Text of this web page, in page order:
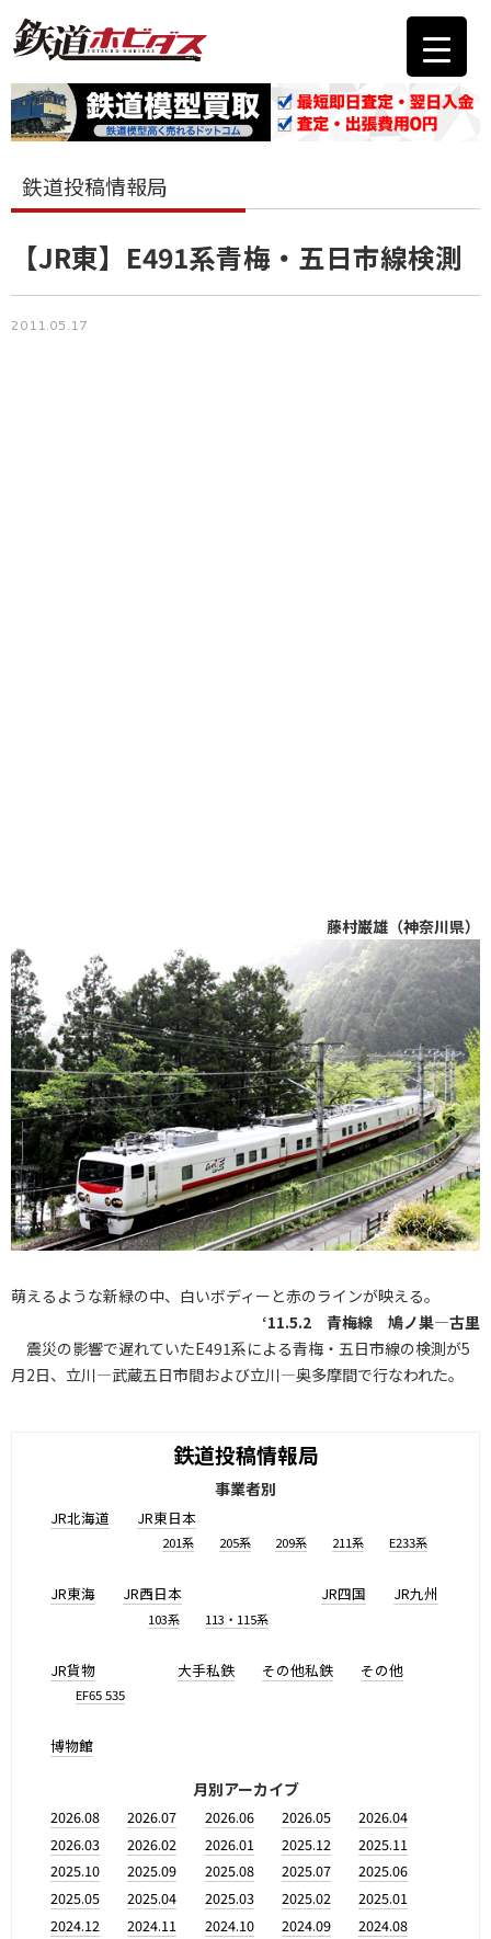
鉄道投稿情報局
【JR東】E491系青梅・五日市線検測
2011.05.17
藤村巌雄（神奈川県）
萌えるような新緑の中、白いボディーと赤のラインが映える。
‘11.5.2 青梅線 鳩ノ巣―古里
震災の影響で遅れていたE491系による青梅・五日市線の検測が5
月2日、立川―武蔵五日市間および立川―奥多摩間で行なわれた。
鉄道投稿情報局
事業者別
JR北海道 JR東日本
201系 205系 209系 211系 E233系
JR東海 JR西日本
103系 113・115系
JR四国 JR九州
JR貨物
EF65 535
大手私鉄 その他私鉄 その他
博物館
月別アーカイブ
2026.08 2026.07 2026.06 2026.05
2026.04
2026.03
2026.02 2026.01 2025.12
2025.11
2025.10
2025.09 2025.08 2025.07
2025.06
2025.05
2025.04 2025.03 2025.02
2025.01
2024.12
2024.11 2024.10 2024.09
2024.08